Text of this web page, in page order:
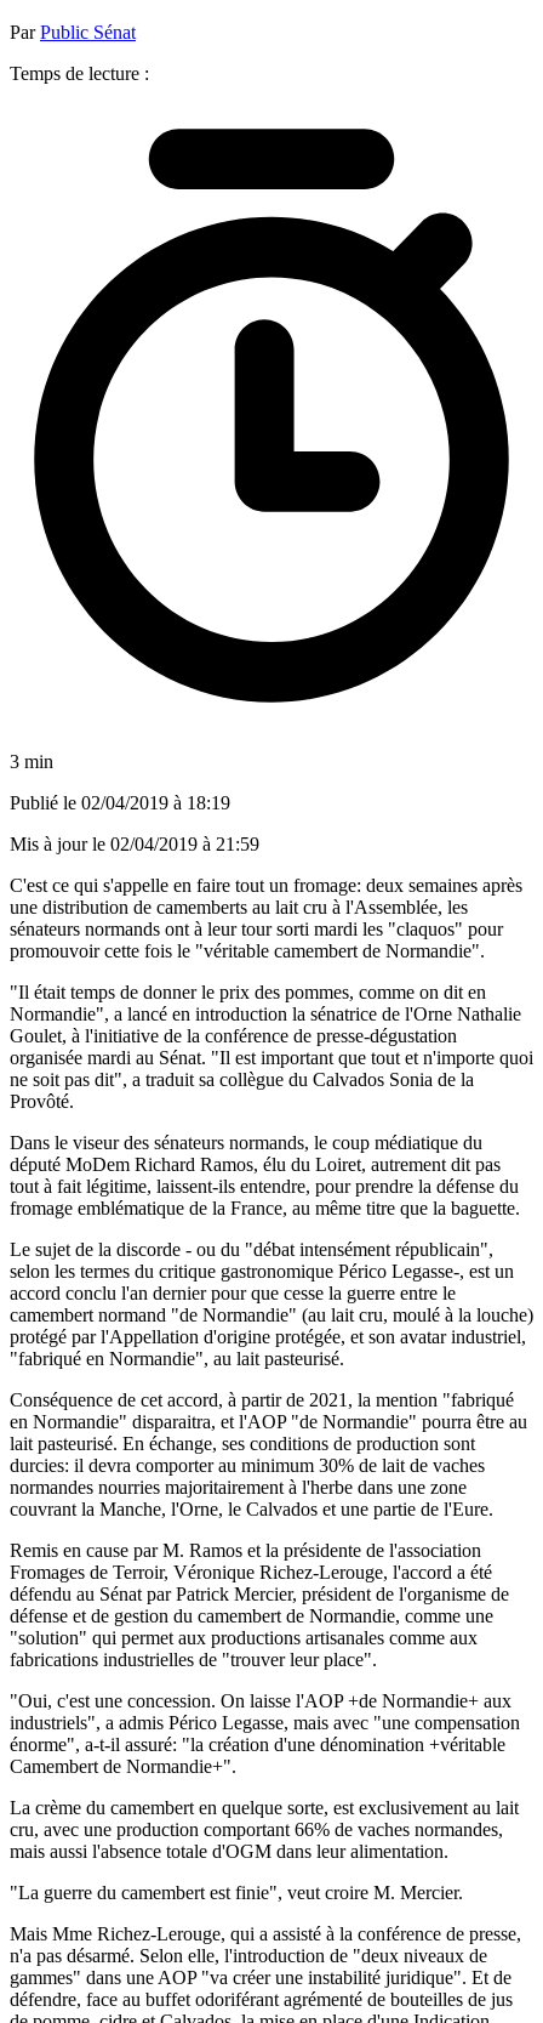
ParPublic Sénat
Temps de lecture :
3 min
Publié le 02/04/2019 à 18:19
Mis à jour le 02/04/2019 à 21:59
C'est ce qui s'appelle en faire tout un fromage: deux semaines après
une distribution de camemberts au lait cru à l'Assemblée, les
sénateurs normands ont à leur tour sorti mardi les "claquos" pour
promouvoir cette fois le "véritable camembert de Normandie".
"Il était temps de donner le prix des pommes, comme on dit en
Normandie", a lancé en introduction la sénatrice de l'Orne Nathalie
Goulet, à l'initiative de la conférence de presse-dégustation
organisée mardi au Sénat. "Il est important que tout et n'importe quoi
ne soit pas dit", a traduit sa collègue du Calvados Sonia de la
Provôté.
Dans le viseur des sénateurs normands, le coup médiatique du
député MoDem Richard Ramos, élu du Loiret, autrement dit pas
tout à fait légitime, laissent-ils entendre, pour prendre la défense du
fromage emblématique de la France, au même titre que la baguette.
Le sujet de la discorde - ou du "débat intensément républicain",
selon les termes du critique gastronomique Périco Legasse-, est un
accord conclu l'an dernier pour que cesse la guerre entre le
camembert normand "de Normandie" (au lait cru, moulé à la louche)
protégé par l'Appellation d'origine protégée, et son avatar industriel,
"fabriqué en Normandie", au lait pasteurisé.
Conséquence de cet accord, à partir de 2021, la mention "fabriqué
en Normandie" disparaitra, et l'AOP "de Normandie" pourra être au
lait pasteurisé. En échange, ses conditions de production sont
durcies: il devra comporter au minimum 30% de lait de vaches
normandes nourries majoritairement à l'herbe dans une zone
couvrant la Manche, l'Orne, le Calvados et une partie de l'Eure.
Remis en cause par M. Ramos et la présidente de l'association
Fromages de Terroir, Véronique Richez-Lerouge, l'accord a été
défendu au Sénat par Patrick Mercier, président de l'organisme de
défense et de gestion du camembert de Normandie, comme une
"solution" qui permet aux productions artisanales comme aux
fabrications industrielles de "trouver leur place".
"Oui, c'est une concession. On laisse l'AOP +de Normandie+ aux
industriels", a admis Périco Legasse, mais avec "une compensation
énorme", a-t-il assuré: "la création d'une dénomination +véritable
Camembert de Normandie+".
La crème du camembert en quelque sorte, est exclusivement au lait
cru, avec une production comportant 66% de vaches normandes,
mais aussi l'absence totale d'OGM dans leur alimentation.
"La guerre du camembert est finie", veut croire M. Mercier.
Mais Mme Richez-Lerouge, qui a assisté à la conférence de presse,
n'a pas désarmé. Selon elle, l'introduction de "deux niveaux de
gammes" dans une AOP "va créer une instabilité juridique". Et de
défendre, face au buffet odoriférant agrémenté de bouteilles de jus